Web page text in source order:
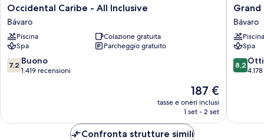
Occidental
Caribe
-
All
Inclusive
Bávaro
Occidental Caribe - All Inclusive
Bávaro
Piscina
Colazione gratuita
Spa
Parcheggio gratuito
7.2
su
7,2 Buono
1.419 recensioni
Il
prezzo
attuale
187 €
187 €
tasse e oneri inclusi
1 set - 2 set
Grand
Bavaro
Princess
-
All
Inclusive
Bávaro
Grand
Bávaro
Piscina
Spa
8.2
su
8,2
Confronta strutture simili